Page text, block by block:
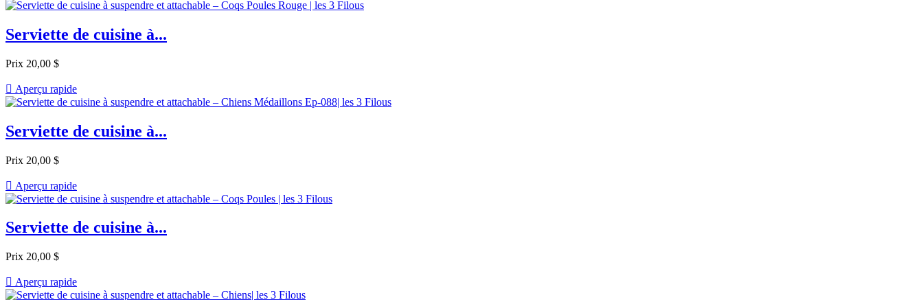
Serviette de cuisine à...
Prix 20,00 $
 Aperçu rapide
Serviette de cuisine à...
Prix 20,00 $
 Aperçu rapide
Serviette de cuisine à...
Prix 20,00 $
 Aperçu rapide